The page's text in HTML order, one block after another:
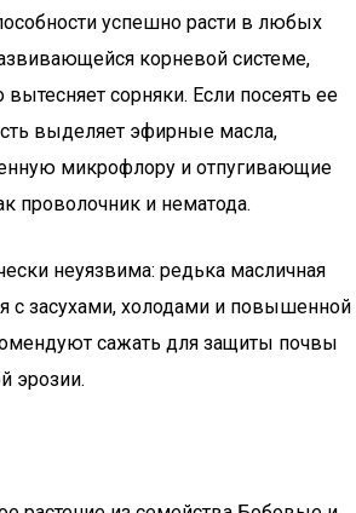
успешно расти в любых
корневой системе,
сорняки. Если посеять ее
выделяет эфирные масла,
микрофлору и отпугивающие
проволочник и нематода.
неуязвима: редька масличная
с засухами, холодами и повышенной
сажать для защиты почвы
эрозии.